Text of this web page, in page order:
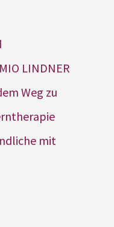
Weg zu
mit